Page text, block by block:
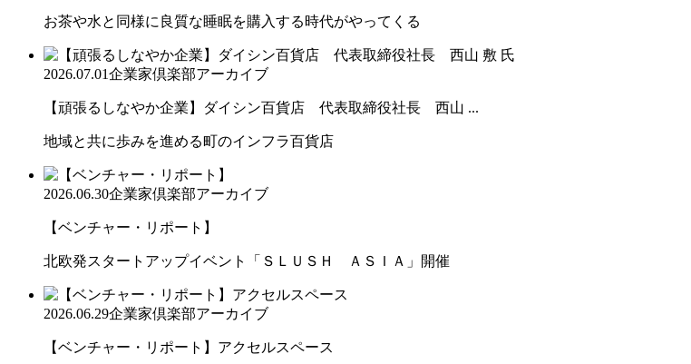
お茶や水と同様に良質な睡眠を購入する時代がやってくる
2026.07.01企業家倶楽部アーカイブ
【頑張るしなやか企業】ダイシン百貨店 代表取締役社長 西山 ...
地域と共に歩みを進める町のインフラ百貨店
2026.06.30企業家倶楽部アーカイブ
【ベンチャー・リポート】
北欧発スタートアップイベント「ＳＬＵＳＨ ＡＳＩＡ」開催
2026.06.29企業家倶楽部アーカイブ
【ベンチャー・リポート】アクセルスペース